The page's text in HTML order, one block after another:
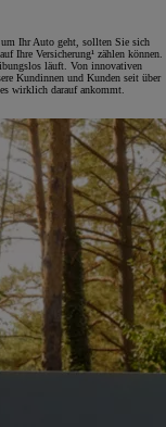
um Ihr Auto geht, sollten Sie sich
Ihre Versicherung¹ zählen können.
läuft. Von innovativen
Kundinnen und Kunden seit über
wirklich darauf ankommt.